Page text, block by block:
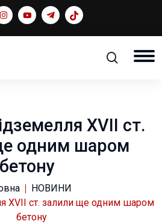
XVII ст.
одним шаром
бетону
НОВИНИ
XVII ст. залили ще одним шаром
бетону